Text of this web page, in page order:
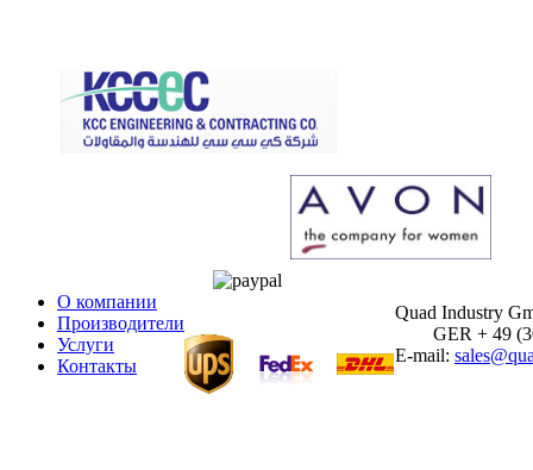
О компании
Производители
Услуги
Контакты
Quad Industry
GER + 49
E-mail: